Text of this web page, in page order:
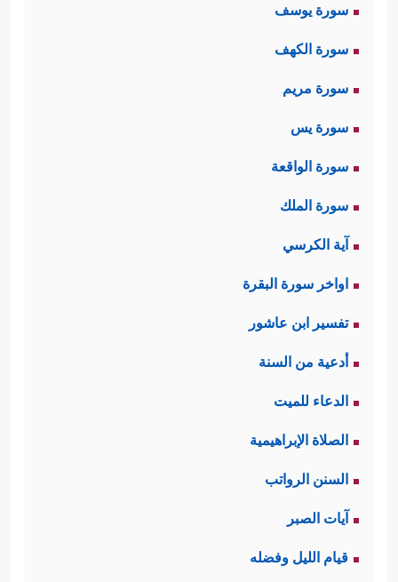
سورة يوسف
سورة الكهف
سورة مريم
سورة يس
سورة الواقعة
سورة الملك
آية الكرسي
اواخر سورة البقرة
تفسير ابن عاشور
أدعية من السنة
الدعاء للميت
الصلاة الإبراهيمية
السنن الرواتب
آيات الصبر
قيام الليل وفضله